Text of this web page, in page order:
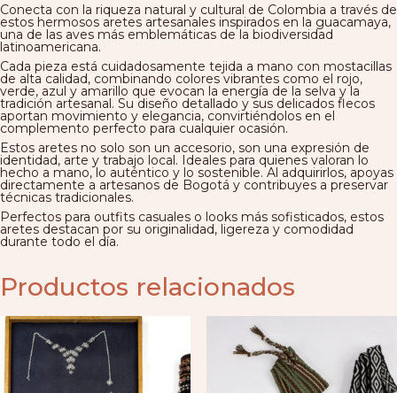
Conecta con la riqueza natural y cultural de Colombia a través de
estos hermosos aretes artesanales inspirados en la guacamaya,
una de las aves más emblemáticas de la biodiversidad
latinoamericana.
Cada pieza está cuidadosamente tejida a mano con mostacillas
de alta calidad, combinando colores vibrantes como el rojo,
verde, azul y amarillo que evocan la energía de la selva y la
tradición artesanal. Su diseño detallado y sus delicados flecos
aportan movimiento y elegancia, convirtiéndolos en el
complemento perfecto para cualquier ocasión.
Estos aretes no solo son un accesorio, son una expresión de
identidad, arte y trabajo local. Ideales para quienes valoran lo
hecho a mano, lo auténtico y lo sostenible. Al adquirirlos, apoyas
directamente a artesanos de Bogotá y contribuyes a preservar
técnicas tradicionales.
Perfectos para outfits casuales o looks más sofisticados, estos
aretes destacan por su originalidad, ligereza y comodidad
durante todo el día.
Productos relacionados